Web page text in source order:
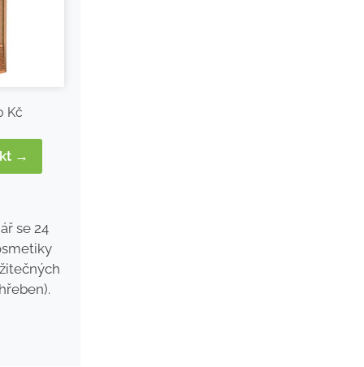
Kč
→
se 24